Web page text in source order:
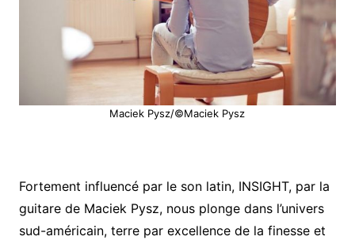
Maciek Pysz/©Maciek Pysz
Fortement influencé par le son latin, INSIGHT, par la
guitare de Maciek Pysz, nous plonge dans l’univers
sud-américain, terre par excellence de la finesse et